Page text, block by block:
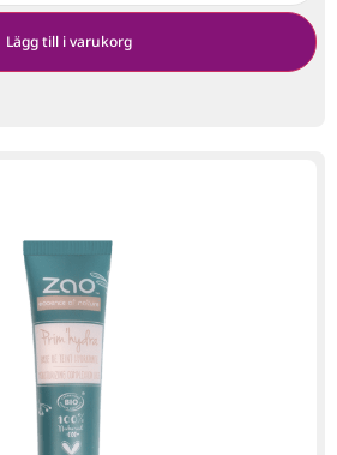
Lägg till i varukorg